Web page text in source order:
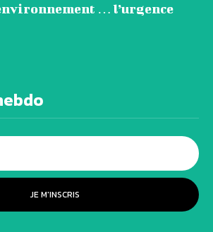
… l’urgence
JE M'INSCRIS